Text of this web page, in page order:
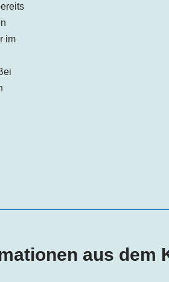
im
aus dem